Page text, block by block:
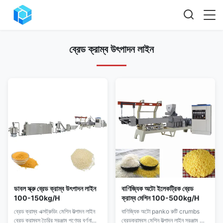
ব্রেড ক্রাম্ব উৎপাদন লাইন
ডাবল স্ক্রু ব্রেড ক্রাম্ব উৎপাদন লাইন
100-150kg/H
ব্রেড ক্রাম্ব এক্সট্রুডিং মেশিন উত্পাদন লাইন
ব্রেড ক্রাম্বস তৈরির সরঞ্জাম পণ্যের বর্ণনা
বাণিজ্যিক অটো ইলেকট্রিক ব্রেড
ক্রাম্ব মেশিন 100-500kg/H
বাণিজ্যিক অটো panko রুটি crumbs
ব্রেডক্রাম্বস মেশিন উত্পাদন লাইন সরঞ্জাম তৈরি